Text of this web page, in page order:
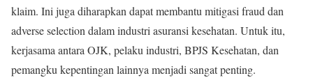
klaim. Ini juga diharapkan dapat membantu mitigasi fraud dan
adverse selection dalam industri asuransi kesehatan. Untuk itu,
kerjasama antara OJK, pelaku industri, BPJS Kesehatan, dan
pemangku kepentingan lainnya menjadi sangat penting.